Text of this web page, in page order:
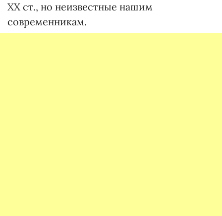
ХХ ст., но неизвестные нашим
современникам.